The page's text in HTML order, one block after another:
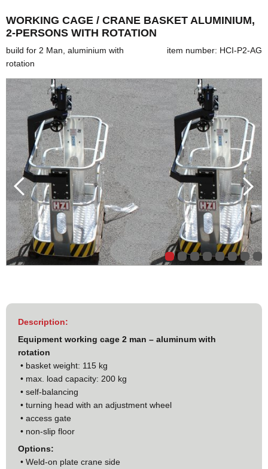
WORKING CAGE / CRANE BASKET ALUMINIUM,
2-PERSONS WITH ROTATION
build for 2 Man, aluminium with
rotation
item number: HCI-P2-AG
Description:
Equipment working cage 2 man – aluminum with
rotation
• basket weight: 115 kg
• max. load capacity: 200 kg
• self-balancing
• turning head with an adjustment wheel
• access gate
• non-slip floor
Options:
• Weld-on plate crane side